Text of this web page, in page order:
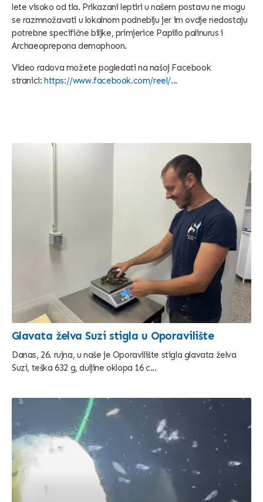
lete visoko od tla. Prikazani leptiri u našem postavu ne mogu
se razmnožavati u lokalnom podneblju jer im ovdje nedostaju
potrebne specifične biljke, primjerice Papilio palinurus i
Archaeoprepona demophoon.
Video radova možete pogledati na našoj Facebook
stranici: https://www.facebook.com/reel/...
Glavata želva Suzi stigla u Oporavilište
Danas, 26. rujna, u naše je Oporavilište stigla glavata želva
Suzi, teška 632 g, duljine oklopa 16 c...